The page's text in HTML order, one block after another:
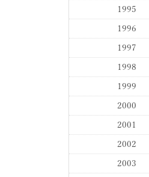
1995
1996
1997
1998
1999
2000
2001
2002
2003